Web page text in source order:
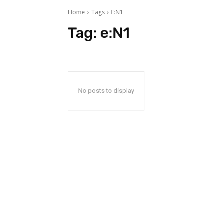
Home Tags E:N1
Tag: e:N1
No posts to display